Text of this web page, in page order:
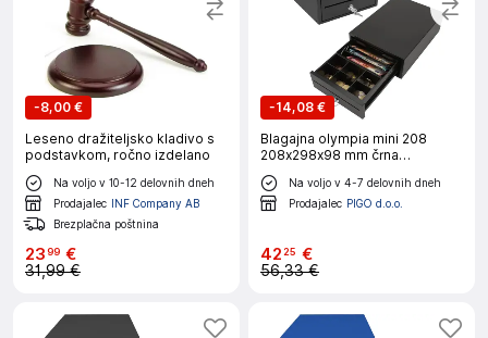
-8,00 €
Leseno dražiteljsko kladivo s
podstavkom, ročno izdelano
Na voljo v 10-12 delovnih dneh
Prodajalec INF Company AB
Brezplačna poštnina
2399 €
31,99 €
-14,08 €
Blagajna olympia mini 208
208x298x98 mm črna
947990112
Na voljo v 4-7 delovnih dneh
Prodajalec PIGO d.o.o.
42 25 €
56,33 €